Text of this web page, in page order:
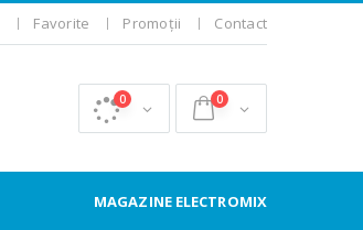
Favorite Promoții Contact
0 0
MAGAZINE ELECTROMIX